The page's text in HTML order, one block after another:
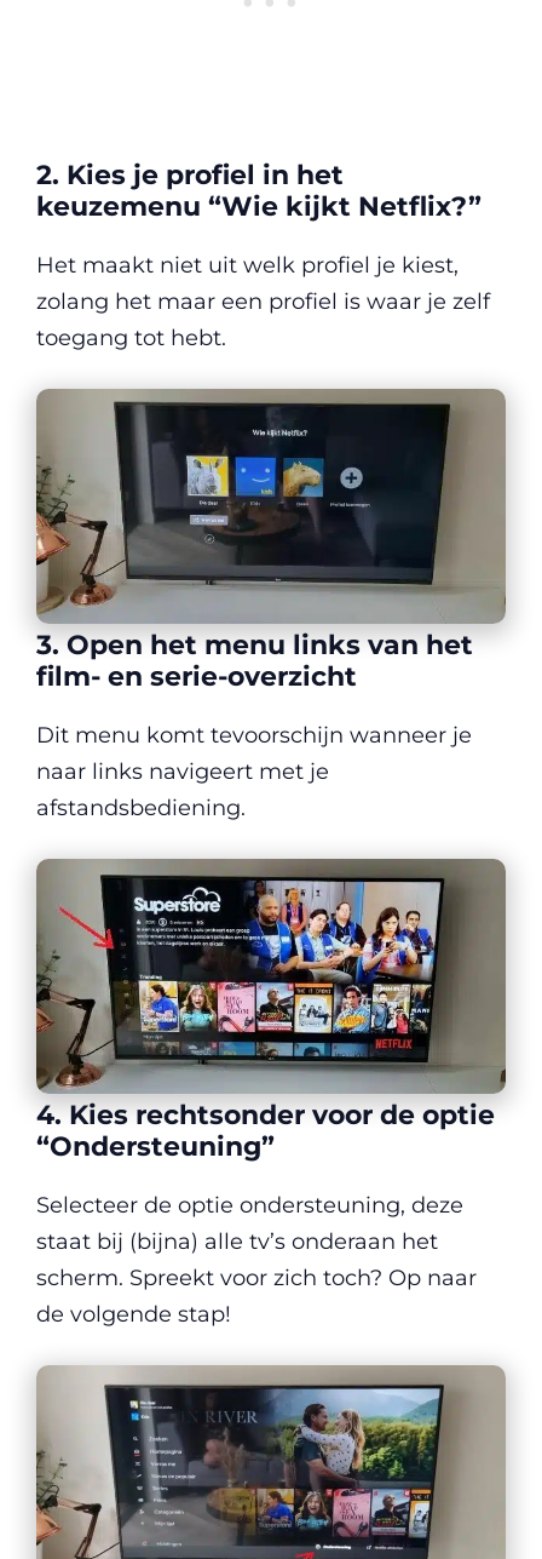
2. Kies je profiel in het
keuzemenu “Wie kijkt Netflix?”
Het maakt niet uit welk profiel je kiest,
zolang het maar een profiel is waar je zelf
toegang tot hebt.
3. Open het menu links van het
film- en serie-overzicht
Dit menu komt tevoorschijn wanneer je
naar links navigeert met je
afstandsbediening.
4. Kies rechtsonder voor de optie
“Ondersteuning”
Selecteer de optie ondersteuning, deze
staat bij (bijna) alle tv’s onderaan het
scherm. Spreekt voor zich toch? Op naar
de volgende stap!